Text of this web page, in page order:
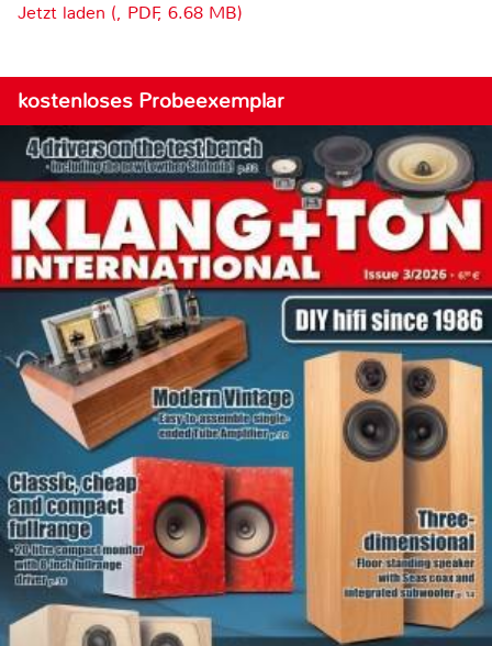
Jetzt laden (, PDF, 6.68 MB)
kostenloses Probeexemplar